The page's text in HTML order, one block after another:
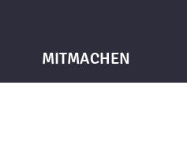
MITMACHEN